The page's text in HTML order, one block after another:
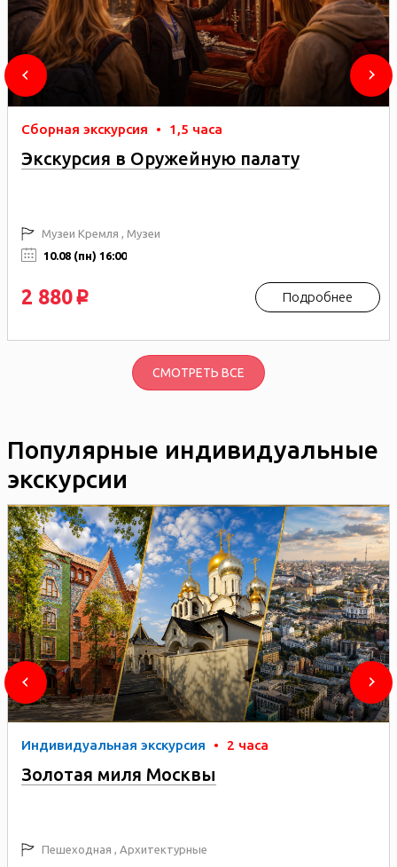
Сборная экскурсия • 1,5 часа
Экскурсия в Оружейную палату
Музеи Кремля , Музеи
10.08 (пн) 16:00
2 880 p Подробнее
СМОТРЕТЬ ВСЕ
Популярные индивидуальные
экскурсии
Индивидуальная экскурсия • 2 часа
Золотая миля Москвы
Пешеходная , Архитектурные